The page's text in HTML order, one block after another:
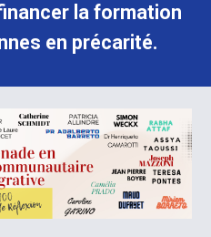
la formation
en précarité.